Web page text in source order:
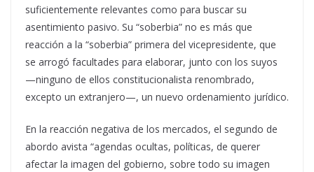
suficientemente relevantes como para buscar su
asentimiento pasivo. Su “soberbia” no es más que
reacción a la “soberbia” primera del vicepresidente, que
se arrogó facultades para elaborar, junto con los suyos
—ninguno de ellos constitucionalista renombrado,
excepto un extranjero—, un nuevo ordenamiento jurídico.
En la reacción negativa de los mercados, el segundo de
abordo avista “agendas ocultas, políticas, de querer
afectar la imagen del gobierno, sobre todo su imagen